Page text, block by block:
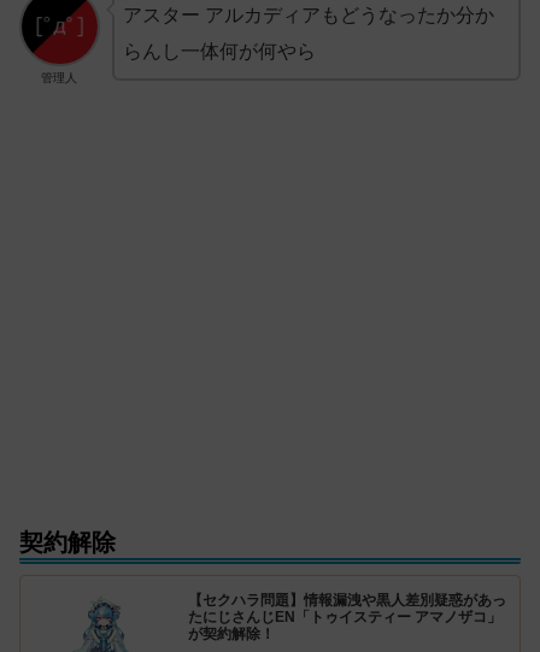
管理人
アスター アルカディアもどうなったか分か
らんし一体何が何やら
契約解除
【セクハラ問題】情報漏洩や黒人差別疑惑があっ
たにじさんじEN「トゥイスティー アマノザコ」
が契約解除！